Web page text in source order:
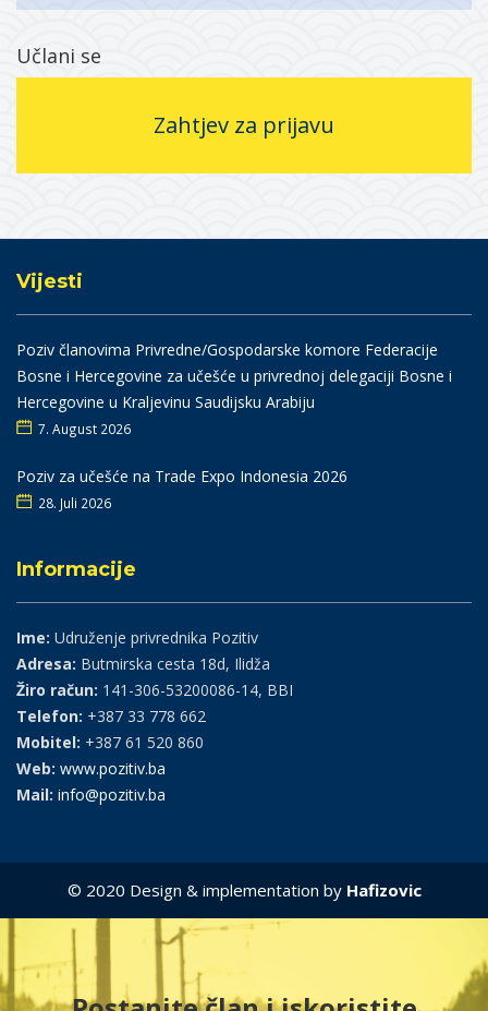
Učlani se
Zahtjev za prijavu
Vijesti
Poziv članovima Privredne/Gospodarske komore Federacije
Bosne i Hercegovine za učešće u privrednoj delegaciji Bosne i
Hercegovine u Kraljevinu Saudijsku Arabiju
7. August 2026
Poziv za učešće na Trade Expo Indonesia 2026
28. Juli 2026
Informacije
Ime: Udruženje privrednika Pozitiv
Adresa: Butmirska cesta 18d, Ilidža
Žiro račun: 141-306-53200086-14, BBI
Telefon: +387 33 778 662
Mobitel: +387 61 520 860
Web: www.pozitiv.ba
Mail: info@pozitiv.ba
© 2020 Design & implementation by Hafizovic